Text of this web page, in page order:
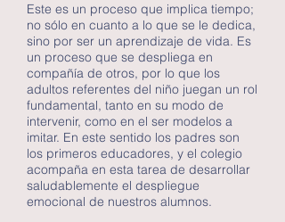
Este es un proceso que implica tiempo;
no sólo en cuanto a lo que se le dedica,
sino por ser un aprendizaje de vida. Es
un proceso que se despliega en
compañía de otros, por lo que los
adultos referentes del niño juegan un rol
fundamental, tanto en su modo de
intervenir, como en el ser modelos a
imitar. En este sentido los padres son
los primeros educadores, y el colegio
acompaña en esta tarea de desarrollar
saludablemente el despliegue
emocional de nuestros alumnos.